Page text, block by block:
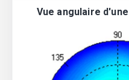
Vue angulaire